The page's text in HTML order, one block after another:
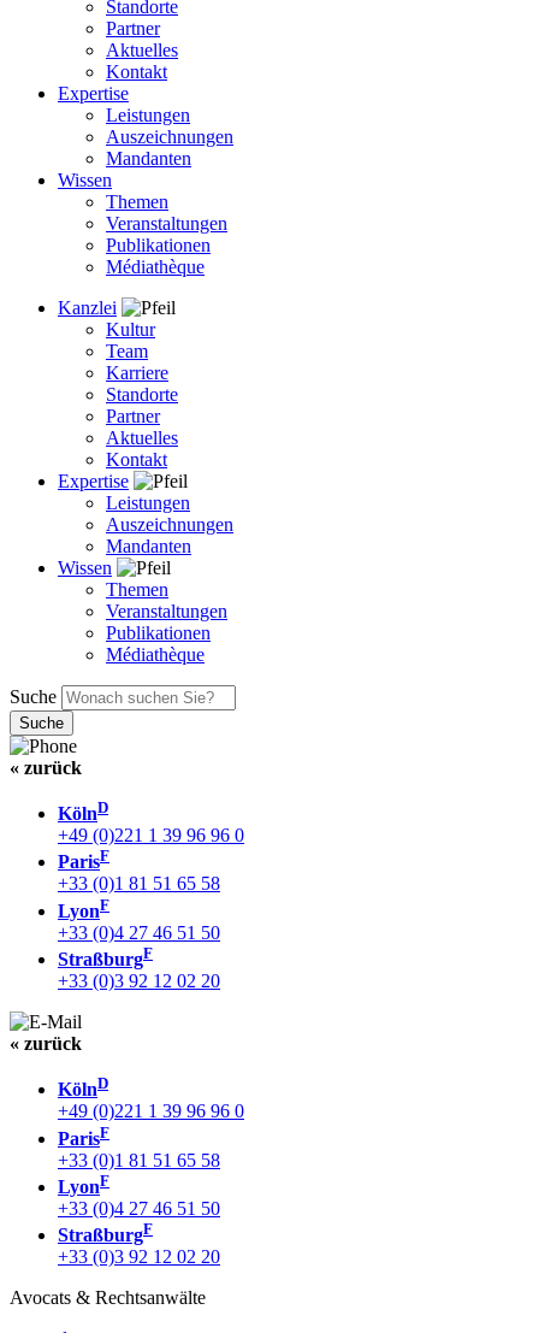
Standorte
Partner
Aktuelles
Kontakt
Expertise
Leistungen
Auszeichnungen
Mandanten
Wissen
Themen
Veranstaltungen
Publikationen
Médiathèque
Kanzlei
Kultur
Team
Karriere
Standorte
Partner
Aktuelles
Kontakt
Expertise
Leistungen
Auszeichnungen
Mandanten
Wissen
Themen
Veranstaltungen
Publikationen
Médiathèque
Suche
« zurück
KölnD
+49 (0)221 1 39 96 96 0
ParisF
+33 (0)1 81 51 65 58
LyonF
+33 (0)4 27 46 51 50
StraßburgF
+33 (0)3 92 12 02 20
« zurück
KölnD
+49 (0)221 1 39 96 96 0
ParisF
+33 (0)1 81 51 65 58
LyonF
+33 (0)4 27 46 51 50
StraßburgF
+33 (0)3 92 12 02 20
Avocats & Rechtsanwälte